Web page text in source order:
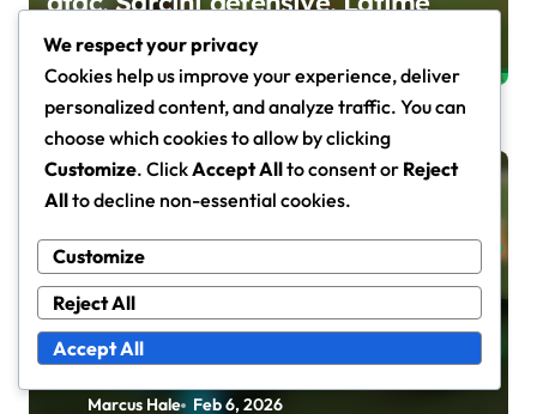
Marcus Hale Feb 6, 2026
Strategii de formare
Formație defensivă 4-3-2-1:
Dominanță în mijlocul terenului,
Acoperire defensivă, Flexibilitate
Marcus Hale Feb 6, 2026
We respect your privacy
Cookies help us improve your experience, deliver
personalized content, and analyze traffic. You can
choose which cookies to allow by clicking
Customize. ClickAccept Allto consent or Reject
Allto decline non-essential cookies.
Customize
Reject All
Accept All